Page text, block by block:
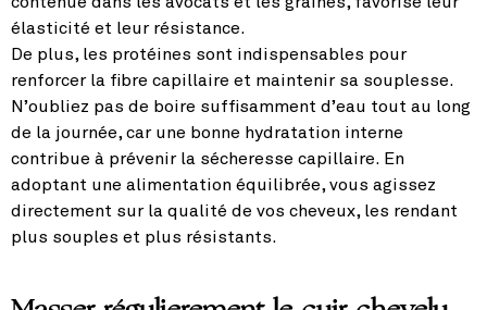
élasticité et leur résistance.
De plus, les protéines sont indispensables pour
renforcer la fibre capillaire et maintenir sa souplesse.
N’oubliez pas de boire suffisamment d’eau tout au long
de la journée, car une bonne hydratation interne
contribue à prévenir la sécheresse capillaire. En
adoptant une alimentation équilibrée, vous agissez
directement sur la qualité de vos cheveux, les rendant
plus souples et plus résistants.